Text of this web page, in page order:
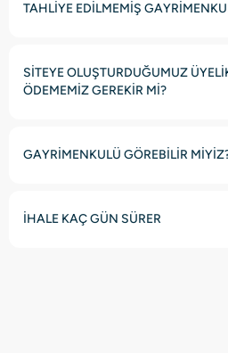
TAHLİYE EDİLMEMİŞ
SİTEYE OLUŞTURDUĞUMUZ
ÖDEMEMİZ GEREKİR Mİ?
GAYRİMENKULÜ GÖREBİLİR
İHALE KAÇ GÜN SÜRER